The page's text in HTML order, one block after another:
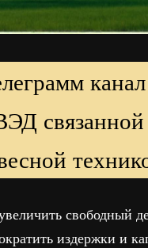
канал
свободный
издержки и